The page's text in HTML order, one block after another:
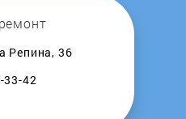
Репина, 36
33-42